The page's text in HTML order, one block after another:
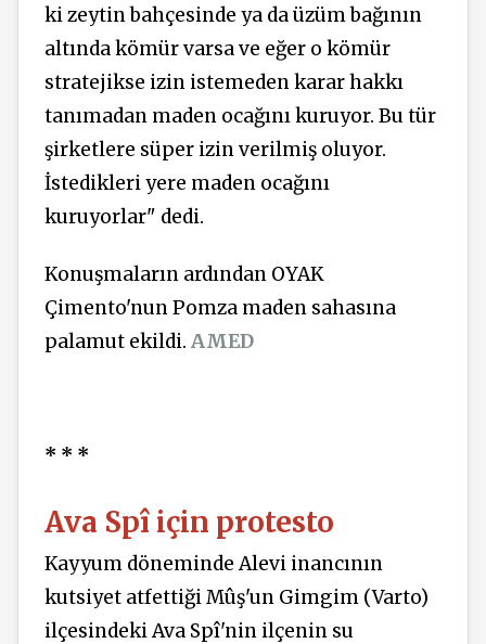
ki zeytin bahçesinde ya da üzüm bağının
altında kömür varsa ve eğer o kömür
stratejikse izin istemeden karar hakkı
tanımadan maden ocağını kuruyor. Bu tür
şirketlere süper izin verilmiş oluyor.
İstedikleri yere maden ocağını
kuruyorlar" dedi.
Konuşmaların ardından OYAK
Çimento'nun Pomza maden sahasına
palamut ekildi. AMED
* * *
Ava Spî için protesto
Kayyum döneminde Alevi inancının
kutsiyet atfettiği Mûş'un Gimgim (Varto)
ilçesindeki Ava Spî'nin ilçenin su